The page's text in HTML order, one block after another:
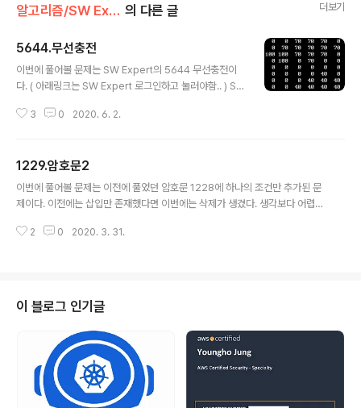
알고리즘/SW Expert Academy 의 다른 글 더보기
5644.무선충전
이번에 풀어볼 문제는 SW Expert의 5644 무선충전이
다. ( 아래링크는 SW Expert 로그인하고 눌러야함.. ) S
이 되는 다양한 학습 컨텐츠를 확인하세요! swexpertac
istory.com/162 3시간을 초과했고 설계실패의 이유는
한가지를 간과했다. 1. BC의 범위를 배열에 표시했다. 2. A
사용자와 B사용자가 중복되는 구간을 따로 배열을 만들어
다. 4. 설계 실패가 발생한 지점 => 중복구간에서 어떤 BC
3 0 2020. 6. 2.
1229.암호문2
이번에 풀어볼 문제는 이전에 풀었던 암호문 1228에 하나의 조건만 추가된 문
제이다. 이전에는 삽입만 존재했다면 이번에는 삭제가 생겼다. 생각보다 어렵진
한다는 것을 느꼈다. #include #include using namespace std; int mai
> check; // 입력 i..
2 0 2020. 3. 31.
이 블로그 인기글